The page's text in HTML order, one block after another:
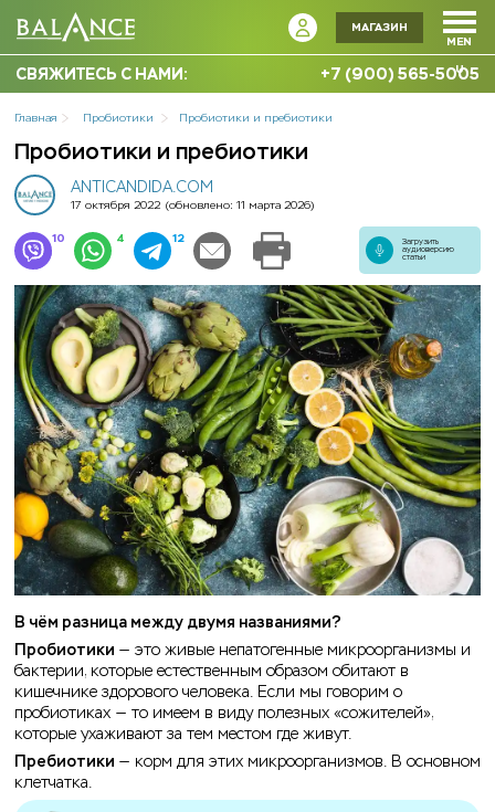
МАГАЗИН
MEN
U
СВЯЖИТЕСЬ С НАМИ: +7 (900) 565-5005
Главная Пробиотики Пробиотики и пребиотики
Пробиотики и пребиотики
ANTICANDIDA.COM
17 октября 2022 (обновлено: 11 марта 2026)
10 4 12
Загрузить
аудиоверсию
статьи
В чём разница между двумя названиями?
Пробиотики — это живые непатогенные микроорганизмы и
бактерии, которые естественным образом обитают в
кишечнике здорового человека. Если мы говорим о
пробиотиках — то имеем в виду полезных «сожителей»,
которые ухаживают за тем местом где живут.
Пребиотики — корм для этих микроорганизмов. В основном
клетчатка.